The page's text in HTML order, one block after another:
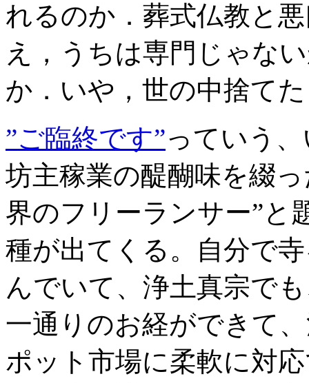
れるのか．葬式仏教と
え，うちは専門じゃな
か．いや，世の中捨て
”ご臨終です”っていう
坊主稼業の醍醐味を綴
界のフリーランサー”と
種が出てくる。自分で
んでいて、浄土真宗で
一通りのお経ができて
ポット市場に柔軟に対